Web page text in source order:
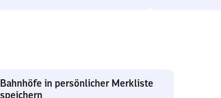
Bahnhöfe in persönlicher Merkliste
speichern